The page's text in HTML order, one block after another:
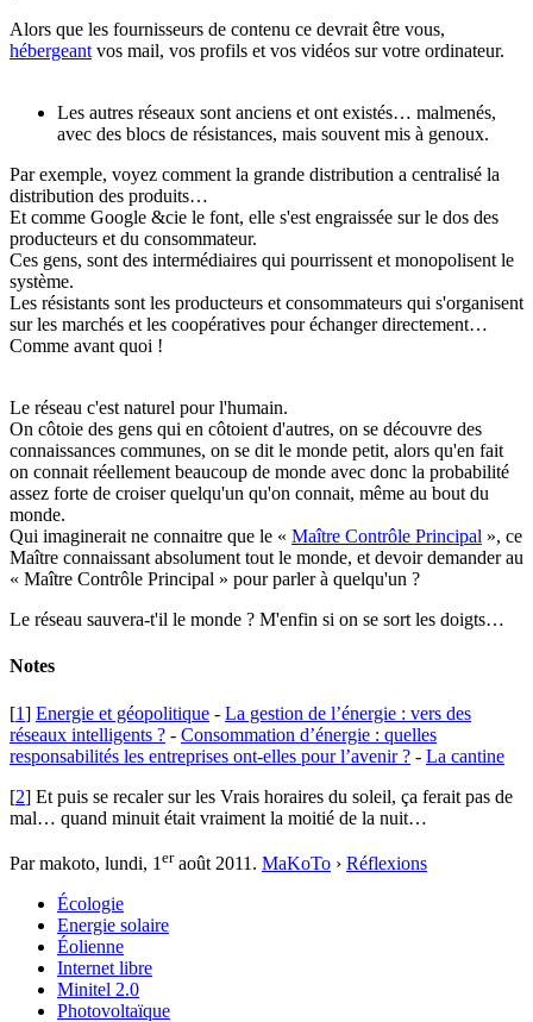
Alors que les fournisseurs de contenu ce devrait être vous,
hébergeant vos mail, vos profils et vos vidéos sur votre ordinateur.
Les autres réseaux sont anciens et ont existés… malmenés,
avec des blocs de résistances, mais souvent mis à genoux.
Par exemple, voyez comment la grande distribution a centralisé la
distribution des produits…
Et comme Google &cie le font, elle s'est engraissée sur le dos des
producteurs et du consommateur.
Ces gens, sont des intermédiaires qui pourrissent et monopolisent le
système.
Les résistants sont les producteurs et consommateurs qui s'organisent
sur les marchés et les coopératives pour échanger directement…
Comme avant quoi !
Le réseau c'est naturel pour l'humain.
On côtoie des gens qui en côtoient d'autres, on se découvre des
connaissances communes, on se dit le monde petit, alors qu'en fait
on connait réellement beaucoup de monde avec donc la probabilité
assez forte de croiser quelqu'un qu'on connait, même au bout du
monde.
Qui imaginerait ne connaitre que le « Maître Contrôle Principal », ce
Maître connaissant absolument tout le monde, et devoir demander au
« Maître Contrôle Principal » pour parler à quelqu'un ?
Le réseau sauvera-t'il le monde ? M'enfin si on se sort les doigts…
Notes
[1] Energie et géopolitique - La gestion de l’énergie : vers des
réseaux intelligents ? - Consommation d’énergie : quelles
responsabilités les entreprises ont-elles pour l’avenir ? - La cantine
[2] Et puis se recaler sur les Vrais horaires du soleil, ça ferait pas de
mal… quand minuit était vraiment la moitié de la nuit…
Par makoto, lundi, 1 eraoût 2011 . MaKoTo › Réflexions
Écologie
Energie solaire
Éolienne
Internet libre
Minitel 2.0
Photovoltaïque